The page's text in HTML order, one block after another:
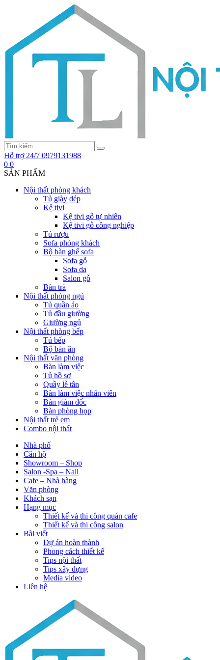
Hỗ trợ 24/7 0979131988
0 0
SẢN PHẨM
Nội thất phòng khách
Tủ giày dép
Kệ tivi
Kệ tivi gỗ tự nhiên
Kệ tivi gỗ công nghiệp
Tủ rượu
Sofa phòng khách
Bộ bàn ghế sofa
Sofa gỗ
Sofa da
Salon gỗ
Bàn trà
Nội thất phòng ngủ
Tủ quần áo
Tủ đầu giường
Giường ngủ
Nội thất phòng bếp
Tủ bếp
Bộ bàn ăn
Nội thất văn phòng
Bàn làm việc
Tủ hồ sơ
Quầy lễ tân
Bàn làm việc nhân viên
Bàn giám đốc
Bàn phòng họp
Nội thất trẻ em
Combo nội thất
Nhà phố
Căn hộ
Showroom – Shop
Salon -Spa – Nail
Cafe – Nhà hàng
Văn phòng
Khách sạn
Hạng mục
Thiết kế và thi công quán cafe
Thiết kế và thi công salon
Bài viết
Dự án hoàn thành
Phong cách thiết kế
Tips nội thất
Tips xây dựng
Media video
Liên hệ